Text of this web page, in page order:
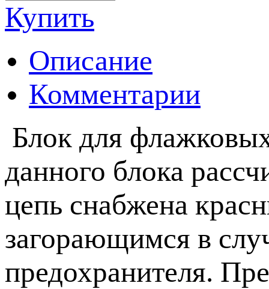
Купить
Описание
Комментарии
Блок для
данного блока
цепь снабжена
загорающимся в
предохранителя.